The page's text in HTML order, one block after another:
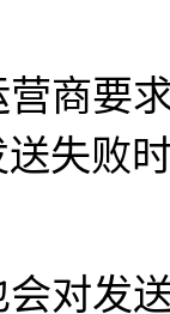
商要
失败
对发